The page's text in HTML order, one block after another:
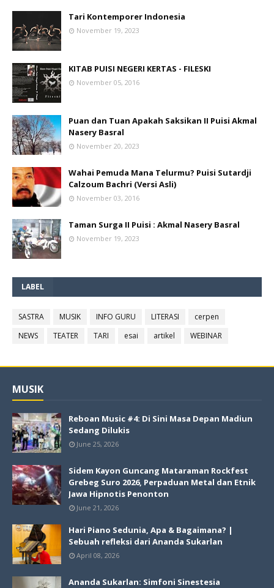
Tari Kontemporer Indonesia
November 19, 2023
KITAB PUISI NEGERI KERTAS - FILESKI
November 05, 2016
Puan dan Tuan Apakah Saksikan II Puisi Akmal
Nasery Basral
November 20, 2023
Wahai Pemuda Mana Telurmu? Puisi Sutardji
Calzoum Bachri (Versi Asli)
November 03, 2016
Taman Surga II Puisi : Akmal Nasery Basral
November 19, 2023
LABEL
SASTRA MUSIK INFO GURU LITERASI
cerpen
NEWS
TEATER TARI esai artikel WEBINAR
MUSIK
Reboan Music #4: Di Sini Masa Depan Madiun
Sedang Dilukis
June 25, 2026
Sidem Kayon Guncang Mataraman Rockfest
Grebeg Suro 2026, Perpaduan Metal dan Etnik
Jawa Hipnotis Penonton
June 21, 2026
Hari Piano Sedunia, Apa & Bagaimana? |
Sebuah refleksi dari Ananda Sukarlan
April 08, 2026
Ananda Sukarlan: Simfoni Sinestesia